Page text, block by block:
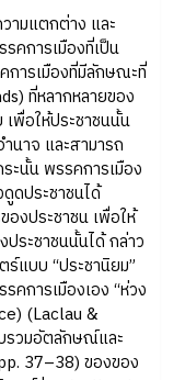
มแตกต่าง และ
คการเมืองที่เป็น
การเมืองที่มีลักษณะที่
ที่หลากหลายของ
เพื่อให้ประชาชนนั้น
นาจ และสามารถ
นั้น พรรคการเมือง
ดประชาชนได้
งประชาชน เพื่อให้
ระชาชนนั้นได้ กล่าว
แบบ “ประชานิยม”
การเมืองเอง “ห่วง
(Laclau &
รวมอัตลักษณ์และ
37–38) ของของ